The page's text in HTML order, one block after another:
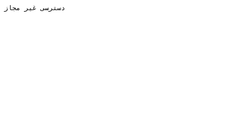
دسترسی غیر مجاز